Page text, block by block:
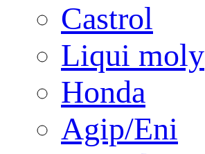
Castrol
Liqui moly
Honda
Agip/Eni